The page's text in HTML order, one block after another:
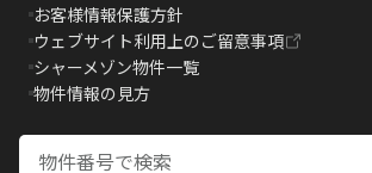
お客様情報保護方針
ウェブサイト利用上のご留意事項
シャーメゾン物件一覧
物件情報の見方